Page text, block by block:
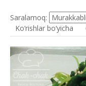
Saralamoq:
Ko‘rishlar bo‘yicha